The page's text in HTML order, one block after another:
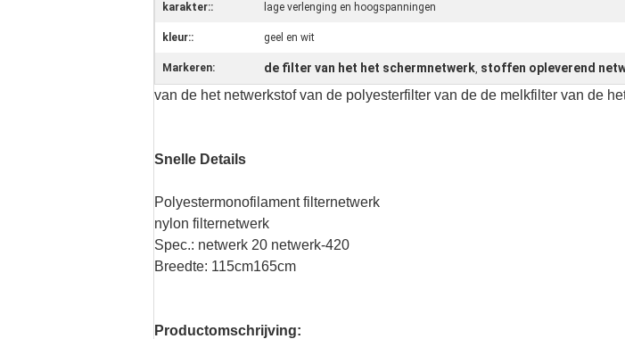
karakter:: lage verlenging en hoogspanningen
kleur:: geel en wit
Markeren: de filter van het het schermnetwerk, stoffen opleverend
van de het netwerkstof van de polyesterfilter van de de melkfilter van de
Snelle Details
Polyestermonofilament filternetwerk
nylon filternetwerk
Spec.: netwerk 20 netwerk-420
Breedte: 115cm165cm
Productomschrijving: